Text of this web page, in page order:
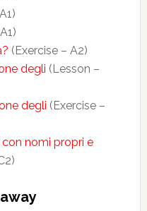
(Exercise – A2)
degli (Lesson –
degli (Exercise –
nomi propri e